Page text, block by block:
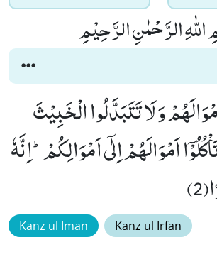
الرَّحْمٰنِ الرَّحِیْمِ
وَ لَا تَتَبَدَّلُوا الْخَبِیْثَ
اَمْوَالَهُمْ اِلٰۤى اَمْوَالِكُمْؕ-اِنَّهٗ
Kanz ul Iman Kanz ul Irfan